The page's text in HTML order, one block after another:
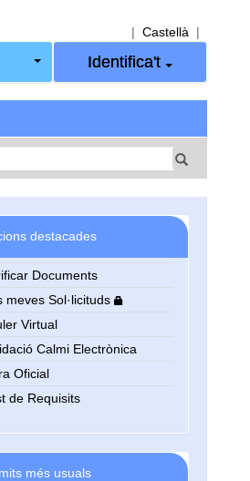
| Castellà |
Identifica't
destacades
Documents
meves Sol·licituds
Virtual
Calmi Electrònica
Oficial
de Requisits
més usuals